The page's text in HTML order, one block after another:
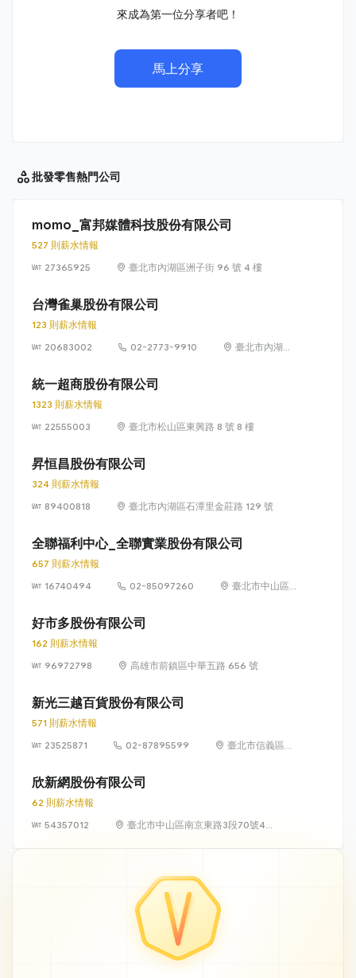
來成為第一位分享者吧！
馬上分享
批發零售熱門公司
momo_富邦媒體科技股份有限公司
527 則薪水情報
27365925
臺北市內湖區洲子街 96 號 4 樓
台灣雀巢股份有限公司
123 則薪水情報
20683002
02-2773-9910
臺北市內湖區
統一超商股份有限公司
1323 則薪水情報
22555003
臺北市松山區東興路 8 號 8 樓
昇恒昌股份有限公司
324 則薪水情報
89400818
臺北市內湖區石潭里金莊路 129 號
全聯福利中心_全聯實業股份有限公司
657 則薪水情報
16740494
02-85097260
臺北市中山區敬
好市多股份有限公司
162 則薪水情報
96972798
高雄市前鎮區中華五路 656 號
新光三越百貨股份有限公司
571 則薪水情報
23525871
02-87895599
臺北市信義區松
欣新網股份有限公司
62 則薪水情報
54357012
臺北市中山區南京東路3段70號4